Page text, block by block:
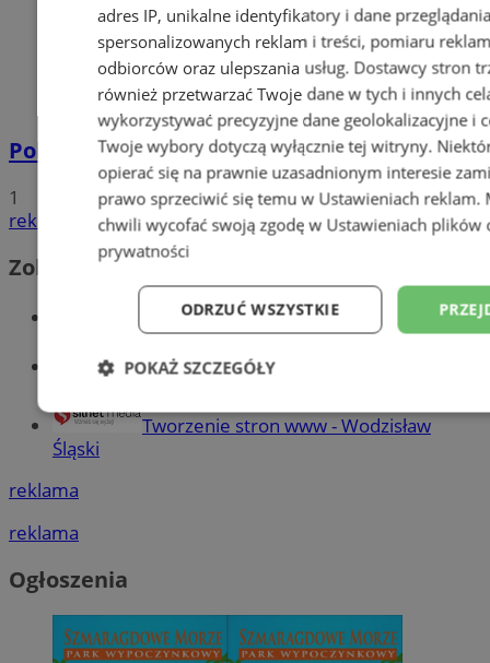
Policyjna eskorta na porodówkę
1
reklama
Zobacz również
Wiadomości kryminalne w Wodzisławiu
Wiadomości lokalne
Tworzenie stron www - Wodzisław
Śląski
reklama
reklama
Ogłoszenia
adres IP, unikalne identyfikatory i dane
spersonalizowanych reklam i treści, pomiaru
odbiorców oraz ulepszania usług. Dostawcy stron
również przetwarzać Twoje dane w tych i innych
wykorzystywać precyzyjne dane geolokalizacyjne i
Twoje wybory dotyczą wyłącznie tej witryny.
opierać się na prawnie uzasadnionym interesie
prawo sprzeciwić się temu w Ustawieniach reklam.
chwili wycofać swoją zgodę w Ustawieniach plików
prywatności
ODRZUĆ WSZYSTKIE
POKAŻ SZCZEGÓŁY
Niezbędne Wydajność
Niezbędne Wydajność Targetowanie